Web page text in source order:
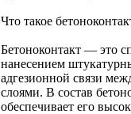
Что такое
Бетоноконтакт — это
нанесением
адгезионной связи
слоями. В состав
обеспечивает его